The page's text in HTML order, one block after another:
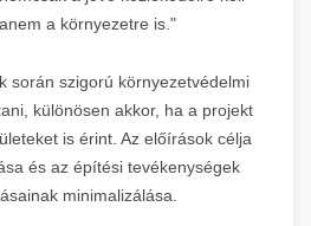
a környezetre is."
során szigorú környezetvédelmi
különösen akkor, ha a projekt
is érint. Az előírások célja
és az építési tevékenységek
minimalizálása.